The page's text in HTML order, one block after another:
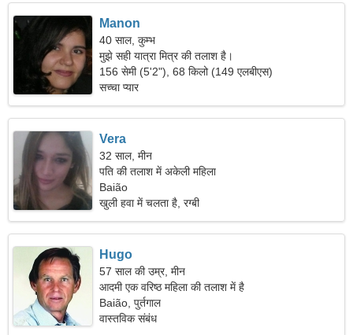
Manon
40 साल, कुम्भ
मुझे सही यात्रा मित्र की तलाश है।
156 सेमी (5'2"), 68 किलो (149 एलबीएस)
सच्चा प्यार
Vera
32 साल, मीन
पति की तलाश में अकेली महिला
Baião
खुली हवा में चलता है, रग्बी
Hugo
57 साल की उम्र, मीन
आदमी एक वरिष्ठ महिला की तलाश में है
Baião, पुर्तगाल
वास्तविक संबंध